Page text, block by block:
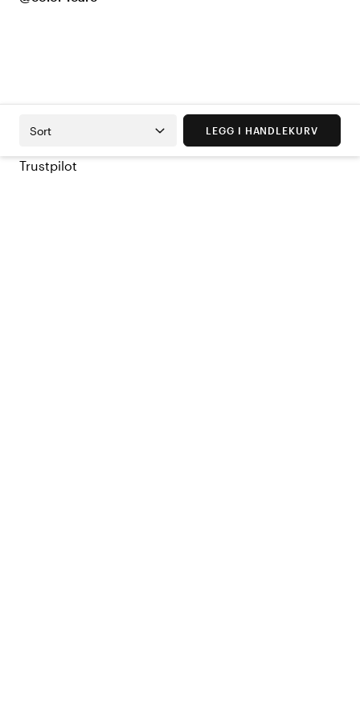
Sort LEGG I HANDLEKURV
Trustpilot